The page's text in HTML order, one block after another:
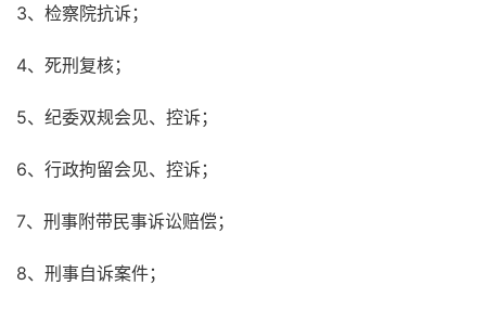
3、检察院抗诉；
4、死刑复核；
5、纪委双规会见、控诉；
6、行政拘留会见、控诉；
7、刑事附带民事诉讼赔偿；
8、刑事自诉案件；